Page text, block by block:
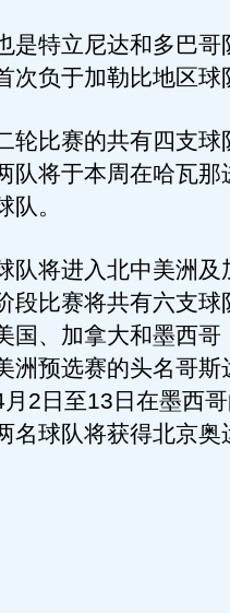
特立尼达和多巴哥
次负于加勒比地区球
比赛的共有四支球
队将于本周在哈瓦那
。
将进入北中美洲及
段比赛将共有六支球
国、加拿大和墨西哥
洲预选赛的头名哥斯
2日至13日在墨西
名球队将获得北京奥